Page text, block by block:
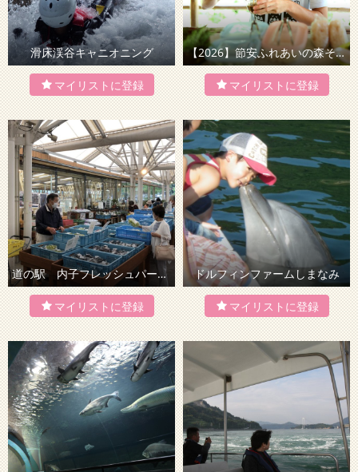
滑床渓谷キャニオニング 【2026】節安ふれあいの森そうめん流し
道の駅 内子フレッシュパークからり「からり直売所」 ドルフィンファームしまなみ